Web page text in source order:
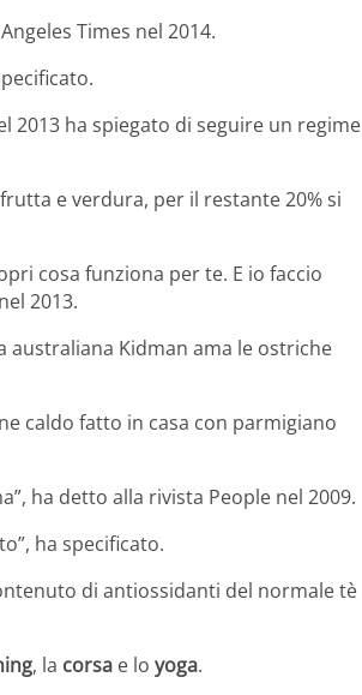
Times nel 2014.
2013 ha spiegato di seguire un regime
e verdura, per il restante 20% si
cosa funziona per te. E io faccio
2013.
australiana Kidman ama le ostriche
caldo fatto in casa con parmigiano
ha detto alla rivista People nel 2009.
ha specificato.
di antiossidanti del normale tè
, la corsa e lo yoga.